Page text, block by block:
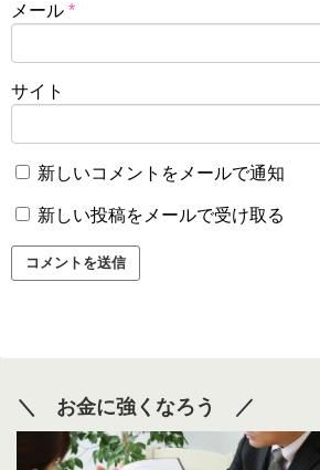
メール *
サイト
新しいコメントをメールで通知
新しい投稿をメールで受け取る
＼ お金に強くなろう ／